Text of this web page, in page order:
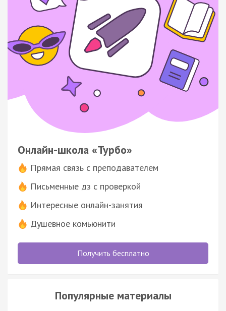
Онлайн-школа «Турбо»
Прямая связь с преподавателем
Письменные дз с проверкой
Интересные онлайн-занятия
Душевное комьюнити
Получить бесплатно
Популярные материалы